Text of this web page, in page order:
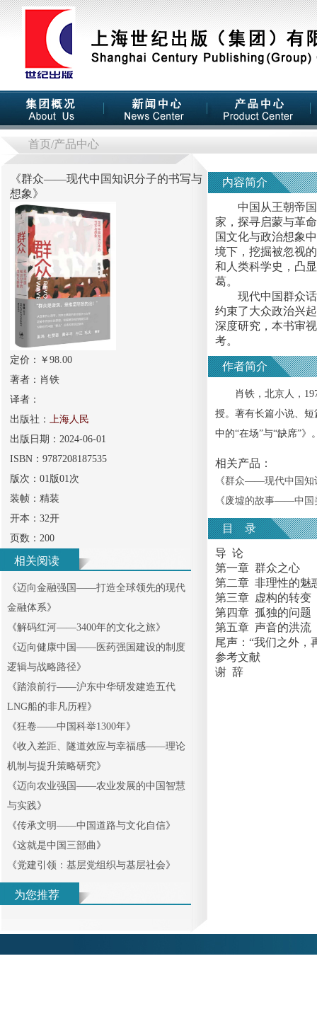
首页/产品中心
《群众——现代中国知识分子的书写与
想象》
定价：￥ 98.00
著者： 肖铁
译者：
出版社： 上海人民
出版日期： 2024-06-01
ISBN： 9787208187535
版次： 01版01次
装帧： 精装
开本： 32开
页数： 200
相关阅读
《迈向金融强国——打造全球领先的现代
金融体系》
《解码红河——3400年的文化之旅》
《迈向健康中国——医药强国建设的制度
逻辑与战略路径》
《踏浪前行——沪东中华研发建造五代
LNG船的非凡历程》
《狂卷——中国科举1300年》
《收入差距、隧道效应与幸福感——理论
机制与提升策略研究》
《迈向农业强国——农业发展的中国智慧
与实践》
《传承文明——中国道路与文化自信》
《这就是中国三部曲 》
《党建引领：基层党组织与基层社会》
为您推荐
内容简介
中国从王朝帝国
家，探寻启蒙与革
国文化与政治想象
境下，挖掘被忽视
和人类科学史，凸
葛。
现代中国群众话
约束了大众政治兴
深度研究，本书审
考。
作者简介
肖铁，北京人，
授。著有长篇小说、
中的“在场”与“缺席”》
相关产品：
《群众——现代中国知
《废墟的故事——中国
目 录
导 论
第一章 群众之心
第二章 非理性的魅
第三章 虚构的转变
第四章 孤独的问题
第五章 声音的洪流
尾声：“我们之外，
参考文献
谢 辞